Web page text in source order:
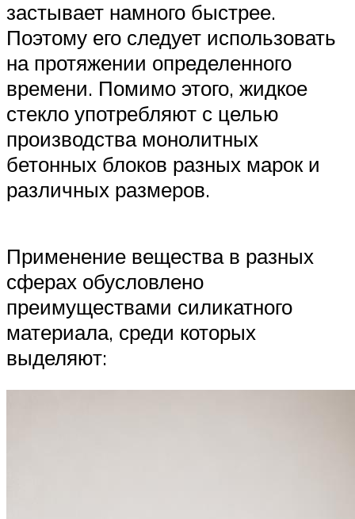
застывает намного быстрее.
Поэтому его следует использовать
на протяжении определенного
времени. Помимо этого, жидкое
стекло употребляют с целью
производства монолитных
бетонных блоков разных марок и
различных размеров.
Применение вещества в разных
сферах обусловлено
преимуществами силикатного
материала, среди которых
выделяют: